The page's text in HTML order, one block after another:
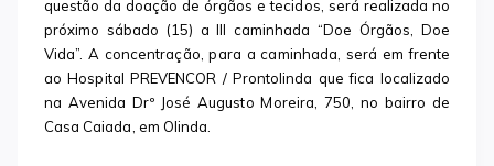
questão da doação de órgãos e tecidos, será realizada no
próximo sábado (15) a III caminhada “Doe Órgãos, Doe
Vida”. A concentração, para a caminhada, será em frente
ao Hospital PREVENCOR / Prontolinda que fica localizado
na Avenida Drº José Augusto Moreira, 750, no bairro de
Casa Caiada, em Olinda.